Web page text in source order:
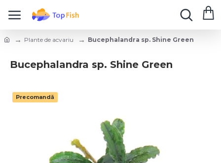
Plante de acvariu Bucephalandra sp. Shine Green
Bucephalandra sp. Shine Green
Precomandă